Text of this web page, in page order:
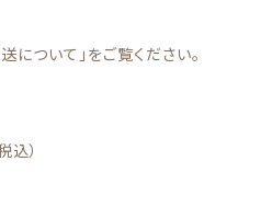
ついて」をご覧ください。
）